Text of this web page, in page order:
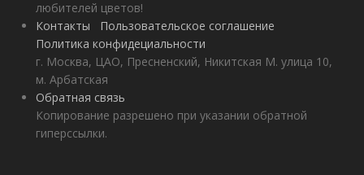
любителей цветов!
Контакты
Пользовательское соглашение
Политика конфидециальности
г. Москва, ЦАО, Пресненский, Никитская М. улица 10,
м. Арбатская
Обратная связь
Копирование разрешено при указании обратной
гиперссылки.